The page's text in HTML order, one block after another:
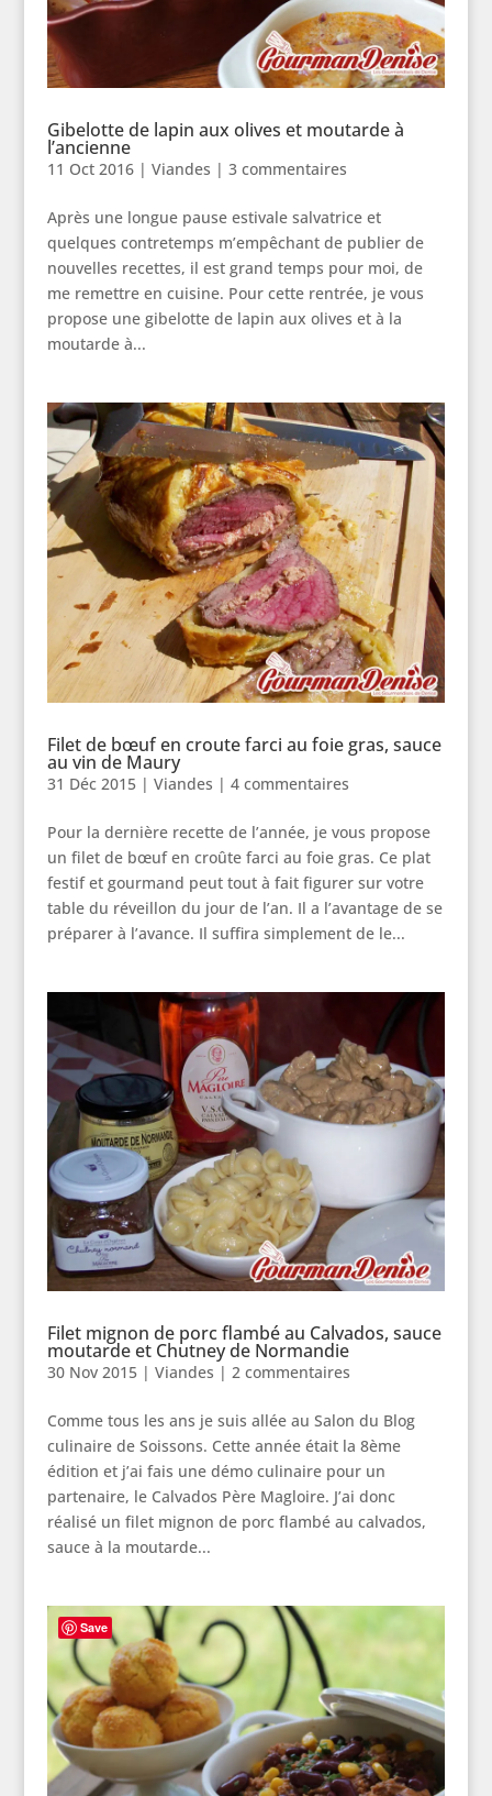
Gibelotte de lapin aux olives et moutarde à
l’ancienne
11 Oct 2016| Viandes | 3 commentaires
Après une longue pause estivale salvatrice et
quelques contretemps m’empêchant de publier de
nouvelles recettes, il est grand temps pour moi, de
me remettre en cuisine. Pour cette rentrée, je vous
propose une gibelotte de lapin aux olives et à la
moutarde à...
Filet de bœuf en croute farci au foie gras, sauce
au vin de Maury
31 Déc 2015| Viandes | 4 commentaires
Pour la dernière recette de l’année, je vous propose
un filet de bœuf en croûte farci au foie gras. Ce plat
festif et gourmand peut tout à fait figurer sur votre
table du réveillon du jour de l’an. Il a l’avantage de se
préparer à l’avance. Il suffira simplement de le...
Filet mignon de porc flambé au Calvados, sauce
moutarde et Chutney de Normandie
30 Nov 2015| Viandes | 2 commentaires
Comme tous les ans je suis allée au Salon du Blog
culinaire de Soissons. Cette année était la 8ème
édition et j’ai fais une démo culinaire pour un
partenaire, le Calvados Père Magloire. J’ai donc
réalisé un filet mignon de porc flambé au calvados,
sauce à la moutarde...
Save